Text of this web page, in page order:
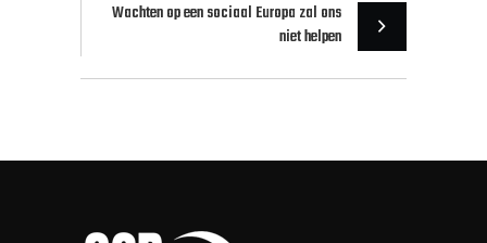
Wachten op een sociaal Europa zal ons
niet helpen